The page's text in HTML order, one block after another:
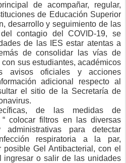
de acompañar, regular,
de Educación Superior
desarrollo y seguimiento de las
contagio del COVID-19, se
de las IES estar atentas a
de consolidar las vías de
sus estudiantes, académicos
avisos oficiales y acciones
adicional respecto al
el sitio de la Secretaría de
de las medidas de
colocar filtros en las diversas
administrativas para detectar
respiratoria a la par,
Gel Antibacterial, con el
o salir de las unidades